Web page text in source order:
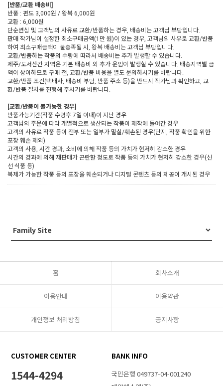
[반품/교환 배송비]
반품 : 편도 3,000원 / 왕복 6,000원
교환 : 6,000원
단순변심 및 고객님의 사유로 교환/반품하는 경우, 배송비는 고객님 부담입니다.
판매 작가님이 설정한 최소구매금액(1만 원)이 있는 경우, 고객님의 사유로 교환/반품
하여 최소구매금액이 불충족될 시, 왕복 배송비는 고객님 부담입니다.
교환/반품하는 작품의 수량에 따라서 배송비는 추가 발생할 수 있습니다.
제주/도서산간 지역은 기본 배송비 외 추가 운임이 발생할 수 있습니다. 배송지역별 금
액이 상이하므로 구매 전, 교환/반품 비용을 별도 문의하시기를 바랍니다.
교환/반품 조건(택배사, 배송비 부담, 반품 주소 등)을 반드시 작가님과 확인하고, 교
환/반품 절차를 진행해 주시기를 바랍니다.
[교환/반품이 불가능한 경우]
반품가능기간(작품 수령후 7일 이내)이 지난 경우
고객님의 주문에 따라 개별적으로 생산되는 작품이 제작에 들어간 경우
고객의 사유로 작품 등이 전부 또는 일부가 멸실/훼손된 경우(단지, 작품 확인을 위한
포장 훼손 제외)
고객의 사용, 시간 경과, 소비에 의해 작품 등의 가치가 현저히 감소한 경우
시간의 경과에 의해 재판매가 곤란할 정도로 작품 등의 가치가 현저히 감소한 경우(신
선 식품 등)
복제가 가능한 작품 등의 포장을 훼손되거나 디지털 콘텐츠 등의 제공이 개시된 경우
홈 회사소개
이용안내 이용약관
개인정보 처리방침 공지사항
CUSTOMER CENTER
1544-4294
BANK INFO
국민은행 049737-04-001240